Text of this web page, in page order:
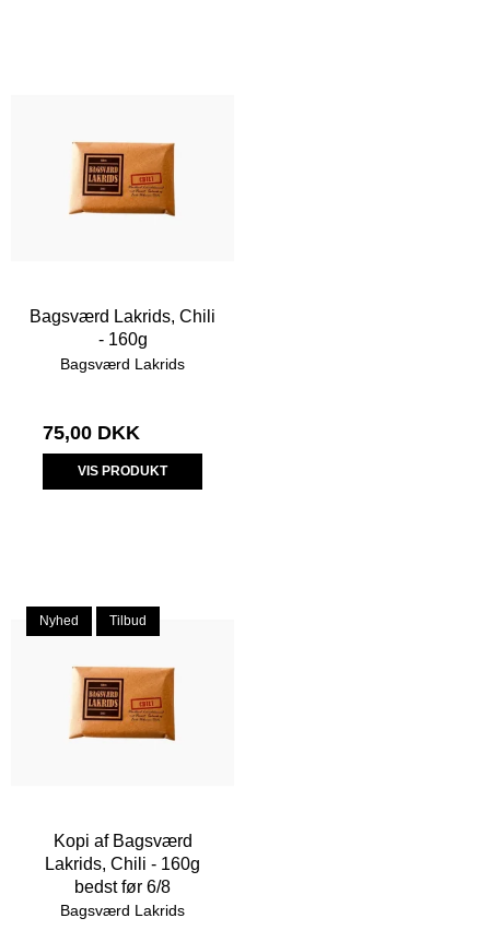
Bagsværd Lakrids, Chili
- 160g
Bagsværd Lakrids
75,00 DKK
VIS PRODUKT
Nyhed Tilbud
Kopi af Bagsværd
Lakrids, Chili - 160g
bedst før 6/8
Bagsværd Lakrids